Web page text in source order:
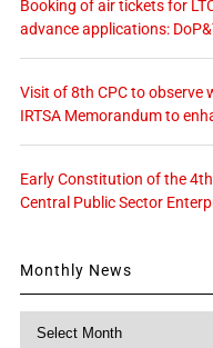
Booking of air tickets for
advance applications:
Visit of 8th CPC to observe
IRTSA Memorandum to
Early Constitution of the
Central Public Sector
Monthly News